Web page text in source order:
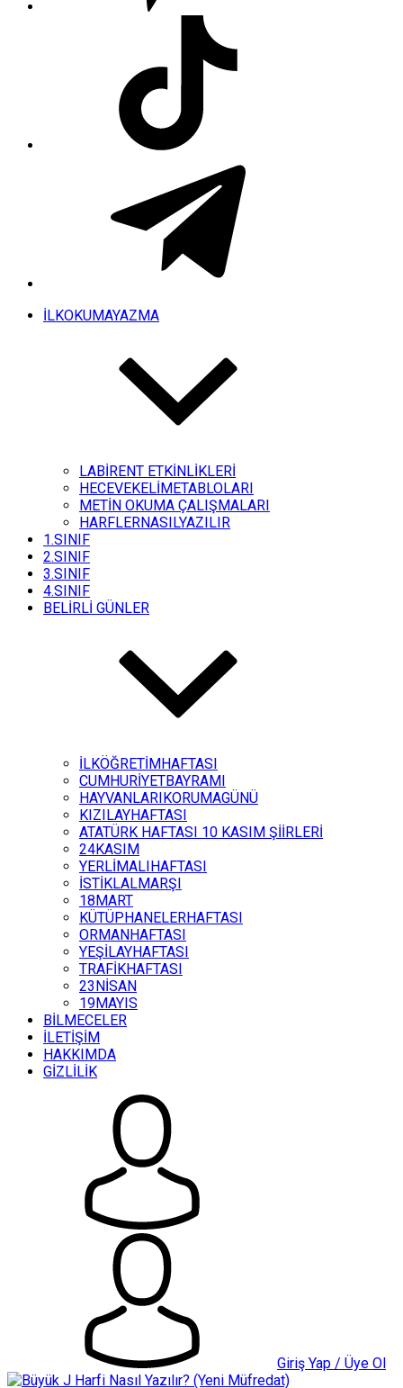
İLKOKUMAYAZMA
LABİRENT ETKİNLİKLERİ
HECEVEKELİMETABLOLARI
METİN OKUMA ÇALIŞMALARI
HARFLERNASILYAZILIR
1.SINIF
2.SINIF
3.SINIF
4.SINIF
BELİRLİ GÜNLER
İLKÖĞRETİMHAFTASI
CUMHURİYETBAYRAMI
HAYVANLARIKORUMAGÜNÜ
KIZILAYHAFTASI
ATATÜRK HAFTASI 10 KASIM ŞİİRLERİ
24KASIM
YERLİMALIHAFTASI
İSTİKLALMARŞI
18MART
KÜTÜPHANELERHAFTASI
ORMANHAFTASI
YEŞİLAYHAFTASI
TRAFİKHAFTASI
23NİSAN
19MAYIS
BİLMECELER
İLETİŞİM
HAKKIMDA
GİZLİLİK
Giriş Yap / Üye Ol